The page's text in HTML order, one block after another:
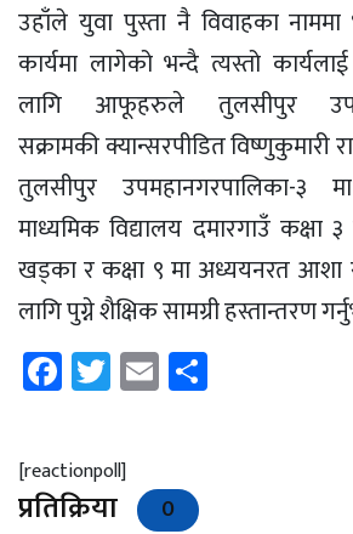
उहाँले युवा पुस्ता नै विवाहका
कार्यमा लागेको भन्दै त्यस्तो
लागि आफूहरुले तुलसीपुर
सक्रामकी क्यान्सरपीडित विष्णुकुमारी
तुलसीपुर उपमहानगरपालिका-३
माध्यमिक विद्यालय दमारगाउँ
खड्का र कक्षा ९ मा अध्ययनरत आशा
लागि पुग्ने शैक्षिक सामग्री हस्तान्तरण
Facebook
Twitter
Email
[reactionpoll]
प्रतिक्रिया 0